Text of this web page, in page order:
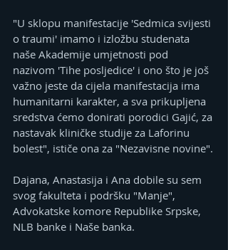
"U sklopu manifestacije 'Sedmica svijesti
o traumi' imamo i izložbu studenata
naše Akademije umjetnosti pod
nazivom 'Tihe posljedice' i ono što je još
važno jeste da cijela manifestacija ima
humanitarni karakter, a sva prikupljena
sredstva ćemo donirati porodici Gajić, za
nastavak kliničke studije za Laforinu
bolest", ističe ona za "Nezavisne novine".
Dajana, Anastasija i Ana dobile su sem
svog fakulteta i podršku "Manje",
Advokatske komore Republike Srpske,
NLB banke i Naše banka.